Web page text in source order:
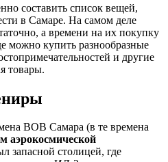
составить список вещей,
в Самаре. На самом деле
а времени на их покупку
можно купить разнообразные
и другие
товары.
ВОВ Самара (в те времена
аэрокосмической
запасной столицей, где